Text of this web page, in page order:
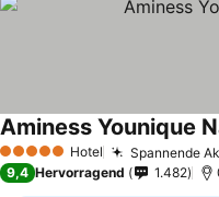
5 Sterne Hotel Spannende
Aminess Younique
9,4 Hervorragend 1.482